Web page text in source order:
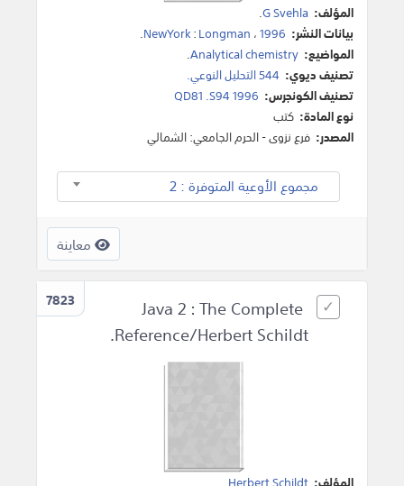
المؤلف: G Svehla
.
بيانات النشر:
NewYork:Longman ،1996
.
المواضيع: Analytical chemistry
.
تصنيف ديوي: 544 التحليل النوعي.
تصنيف الكونجرس: QD81 .S94 1996
نوع المادة: كتب
المصدر: فرع نزوى - الحرم الجامعي: الشمالي
مجموع الأوعية المتوفرة : 2
معاينة
7823
Java 2 : The Complete
Reference/Herbert Schildt.
المؤلف: Herbert Schildt
.